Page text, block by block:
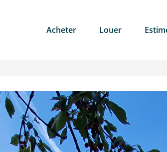
Acheter Louer